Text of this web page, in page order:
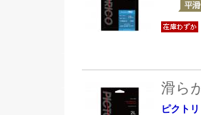
滑ら
ピクト